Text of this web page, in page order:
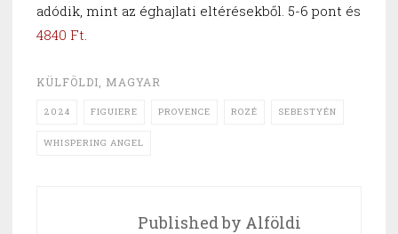
adódik, mint az éghajlati eltérésekből. 5-6 pont és
4840 Ft
KÜLFÖLDI MAGYAR
2024 FIGUIERE PROVENCE ROZÉ SEBESTYÉN
WHISPERING ANGEL
Published by Alföldi